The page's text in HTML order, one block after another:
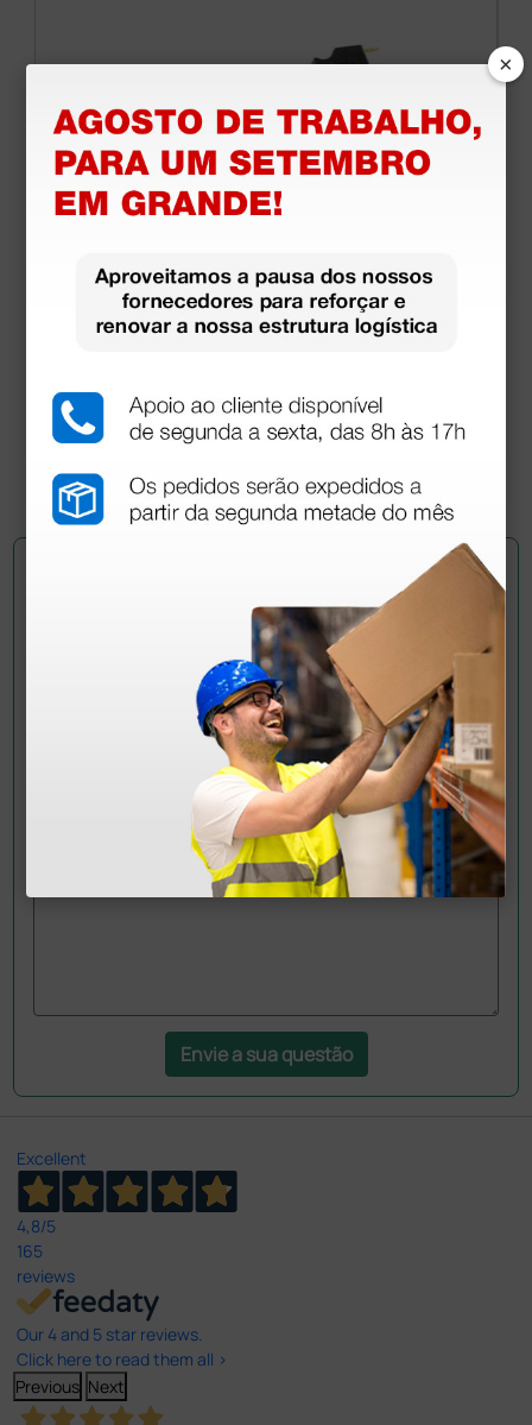
Manípulo para bisturis elétricos Mb autoclavável
34,94 €39,70 €
(Preço sem IVA)
Pergunte a um colega
Ainda tem dúvidas?Necessita de mais
esclarecimentos? Envie agora a sua questão aos
colegas que já adquiriram este produto.
Envie a sua questão
Excellent
4,8/5
165
reviews
Our 4 and 5 star reviews.
Click here to read them all >
Previous Next
×